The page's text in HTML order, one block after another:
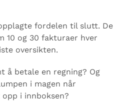
fordelen til slutt. De
10 og 30 fakturaer hver
oversikten.
å betale en regning? Og
i magen når
i innboksen?